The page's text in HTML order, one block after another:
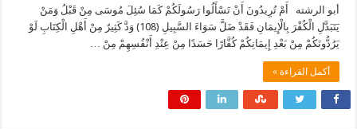
أبو الرشته أَمْ تُرِيدُونَ أَنْ تَسْأَلُوا رَسُولَكُمْ كَمَا سُئِلَ مُوسَى مِنْ قَبْلُ وَمَنْ
يَتَبَدَّلِ الْكُفْرَ بِالْإِيمَانِ فَقَدْ ضَلَّ سَوَاءَ السَّبِيلِ (108) وَدَّ كَثِيرٌ مِنْ أَهْلِ الْكِتَابِ لَوْ
يَرُدُّونَكُمْ مِنْ بَعْدِ إِيمَانِكُمْ كُفَّارًا حَسَدًا مِنْ عِنْدِ أَنْفُسِهِمْ مِنْ …
أكمل القراءة »